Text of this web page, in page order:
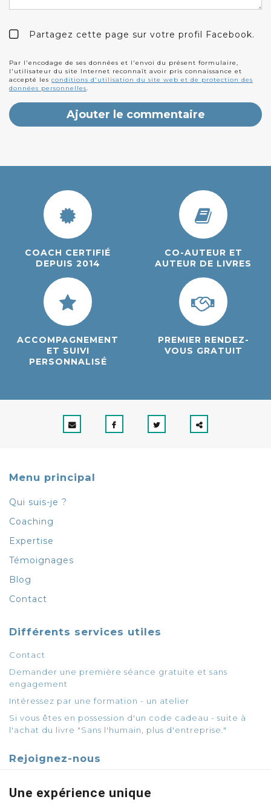
Partagez cette page sur votre profil Facebook.
Par l'encodage de ses données et l'envoi du présent formulaire,
l'utilisateur du site Internet reconnaît avoir pris connaissance et
accepté les conditions d'utilisation du site web et de protection des
données personnelles.
COACH CERTIFIÉ
DEPUIS 2014
CO-AUTEUR ET
AUTEUR DE LIVRES
ACCOMPAGNEMENT
ET SUIVI
PERSONNALISÉ
PREMIER RENDEZ-
VOUS GRATUIT
Menu principal
Qui suis-je ?
Coaching
Expertise
Témoignages
Blog
Contact
Différents services utiles
Contact
Demander une première séance gratuite et sans
engagement
Intéressez par une formation - un atelier
Si vous êtes en possession d'un code cadeau - suite à
l'achat du livre "Sans l'humain, plus d'entreprise."
Rejoignez-nous
Une expérience unique